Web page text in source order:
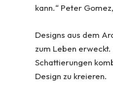
kann.“ Peter
Designs aus dem
zum Leben
Schattierungen
Design zu kreieren.